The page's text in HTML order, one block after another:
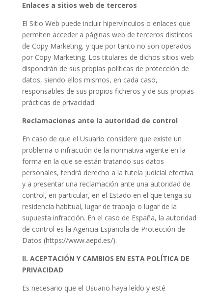
Enlaces a sitios web de terceros
El Sitio Web puede incluir hipervínculos o enlaces que
permiten acceder a páginas web de terceros distintos
de Copy Marketing, y que por tanto no son operados
por Copy Marketing. Los titulares de dichos sitios web
dispondrán de sus propias políticas de protección de
datos, siendo ellos mismos, en cada caso,
responsables de sus propios ficheros y de sus propias
prácticas de privacidad.
Reclamaciones ante la autoridad de control
En caso de que el Usuario considere que existe un
problema o infracción de la normativa vigente en la
forma en la que se están tratando sus datos
personales, tendrá derecho a la tutela judicial efectiva
y a presentar una reclamación ante una autoridad de
control, en particular, en el Estado en el que tenga su
residencia habitual, lugar de trabajo o lugar de la
supuesta infracción. En el caso de España, la autoridad
de control es la Agencia Española de Protección de
Datos (https://www.aepd.es/).
II. ACEPTACIÓN Y CAMBIOS EN ESTA POLÍTICA DE
PRIVACIDAD
Es necesario que el Usuario haya leído y esté